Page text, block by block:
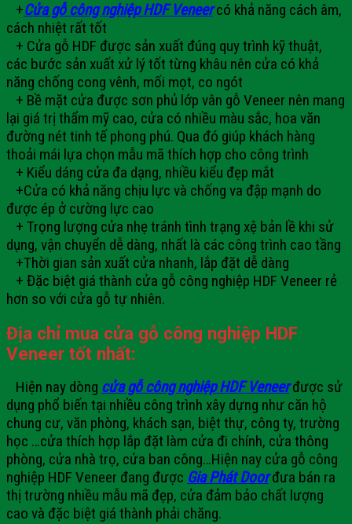
+Cửa gỗ công nghiệp HDF Veneer có khả năng cách âm,
cách nhiệt rất tốt
+ Cửa gỗ HDF được sản xuất đúng quy trình kỹ thuật,
các bước sản xuất xử lý tốt từng khâu nên cửa có khả
năng chống cong vênh, mối mọt, co ngót
+ Bề mặt cửa được sơn phủ lớp vân gỗ Veneer nên mang
lại giá trị thẩm mỹ cao, cửa có nhiều màu sắc, hoa văn
đường nét tinh tế phong phú. Qua đó giúp khách hàng
thoải mái lựa chọn mẫu mã thích hợp cho công trình
+ Kiểu dáng cửa đa dạng, nhiều kiểu đẹp mắt
+Cửa có khả năng chịu lực và chống va đập mạnh do
được ép ở cường lực cao
+ Trọng lượng cửa nhẹ tránh tình trạng xệ bản lề khi sử
dụng, vận chuyển dễ dàng, nhất là các công trình cao tầng
+Thời gian sản xuất cửa nhanh, lắp đặt dễ dàng
+ Đặc biệt giá thành cửa gỗ công nghiệp HDF Veneer rẻ
hơn so với cửa gỗ tự nhiên.
Địa chỉ mua cửa gỗ công nghiệp HDF
Veneer tốt nhất:
Hiện nay dòng cửa gỗ công nghiệp HDF Veneerđược sử
dụng phổ biến tại nhiều công trình xây dựng như căn hộ
chung cư, văn phòng, khách sạn, biệt thự, công ty, trường
học …cửa thích hợp lắp đặt làm cửa đi chính, cửa thông
phòng, cửa nhà trọ, cửa ban công…Hiện nay cửa gỗ công
nghiệp HDF Veneer đang được Gia Phát Doorđưa bán ra
thị trường nhiều mẫu mã đẹp, cửa đảm bảo chất lượng
cao và đặc biệt giá thành phải chăng.